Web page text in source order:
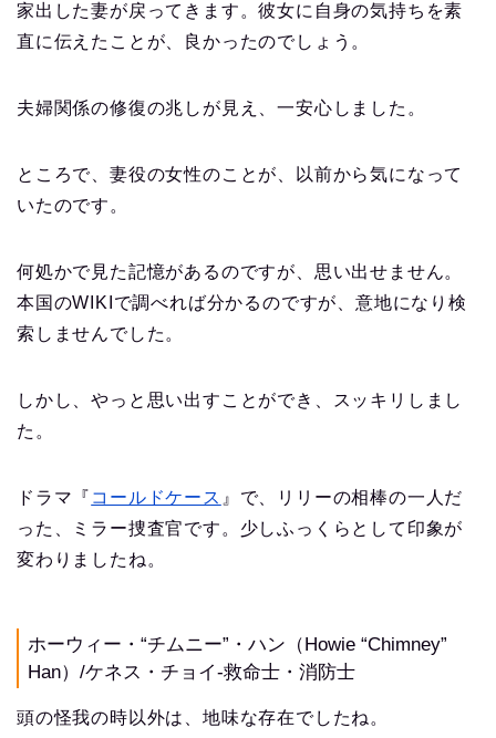
家出した妻が戻ってきます。彼女に自身の気持ちを素
直に伝えたことが、良かったのでしょう。
夫婦関係の修復の兆しが見え、一安心しました。
ところで、妻役の女性のことが、以前から気になって
いたのです。
何処かで見た記憶があるのですが、思い出せません。
本国のWIKIで調べれば分かるのですが、意地になり検
索しませんでした。
しかし、やっと思い出すことができ、スッキリしまし
た。
ドラマ『 コールドケース 』で、リリーの相棒の一人だ
った、ミラー捜査官です。少しふっくらとして印象が
変わりましたね。
ホーウィー・“チムニー”・ハン（Howie “Chimney”
Han）/ケネス・チョイ-救命士・消防士
頭の怪我の時以外は、地味な存在でしたね。